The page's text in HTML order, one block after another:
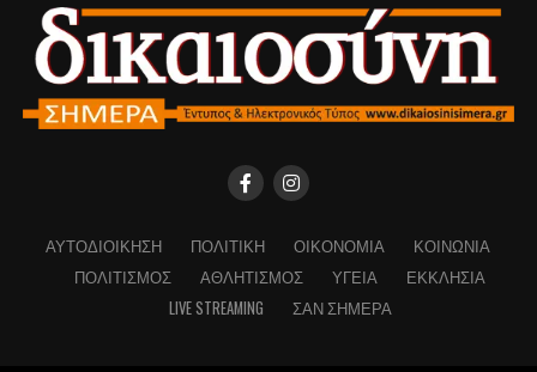
ΑΥΤΟΔΙΟΊΚΗΣΗ ΠΟΛΙΤΙΚΉ ΟΙΚΟΝΟΜΊΑ
ΚΟΙΝΩΝΊΑ
ΠΟΛΙΤΙΣΜΌΣ
ΑΘΛΗΤΙΣΜΌΣ ΥΓΕΊΑ
ΕΚΚΛΗΣΊΑ
LIVE STREAMING
ΣΑΝ ΣΉΜΕΡΑ